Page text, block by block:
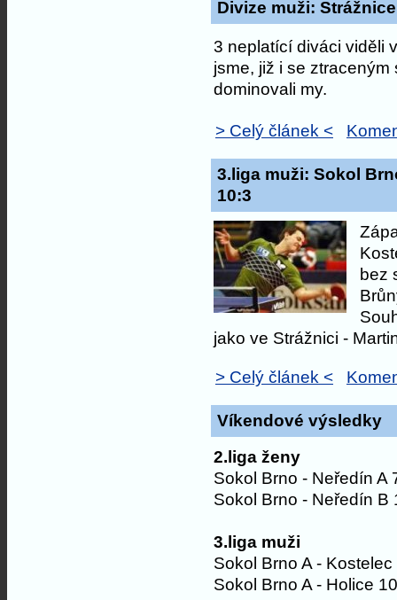
Divize muži:
3 neplatící diváci viděli
jsme, již i se
dominovali my.
> Celý článek <
3.liga muži: Sokol
10:3
bez
jako ve Strážnici -
> Celý článek <
Víkendové výsledky
2.liga ženy
Sokol Brno - Neředín A
Sokol Brno - Neředín B
3.liga muži
Sokol Brno A -
Sokol Brno A - Holice